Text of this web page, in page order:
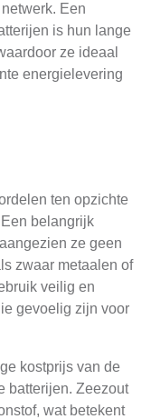
Een
is hun lange
ze ideaal
energielevering
ten opzichte
belangrijk
ze geen
zwaar metaalen of
veilig en
gevoelig zijn voor
kostprijs van de
batterijen. Zeezout
wat betekent